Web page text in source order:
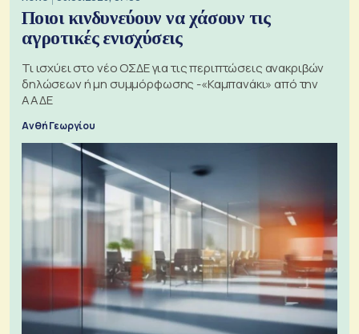
Ποιοι κινδυνεύουν να χάσουν τις
αγροτικές ενισχύσεις
Τι ισχύει στο νέο ΟΣΔΕ για τις περιπτώσεις ανακριβών
δηλώσεων ή μη συμμόρφωσης -«Καμπανάκι» από την
ΑΑΔΕ
Ανθή Γεωργίου